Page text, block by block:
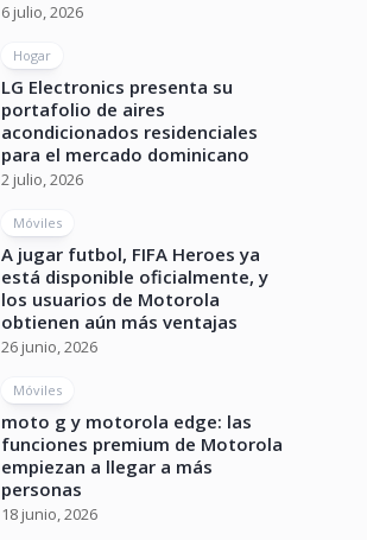
6 julio, 2026
Hogar
LG Electronics presenta su
portafolio de aires
acondicionados residenciales
para el mercado dominicano
2 julio, 2026
Móviles
A jugar futbol, FIFA Heroes ya
está disponible oficialmente, y
los usuarios de Motorola
obtienen aún más ventajas
26 junio, 2026
Móviles
moto g y motorola edge: las
funciones premium de Motorola
empiezan a llegar a más
personas
18 junio, 2026